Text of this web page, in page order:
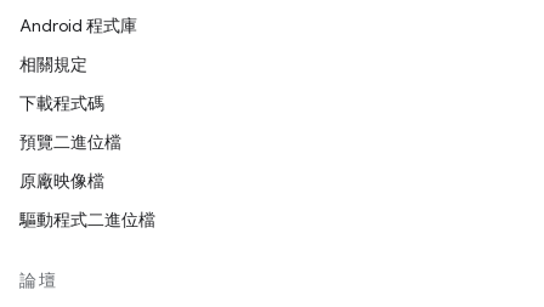
Android 程式庫
相關規定
下載程式碼
預覽二進位檔
原廠映像檔
驅動程式二進位檔
論壇